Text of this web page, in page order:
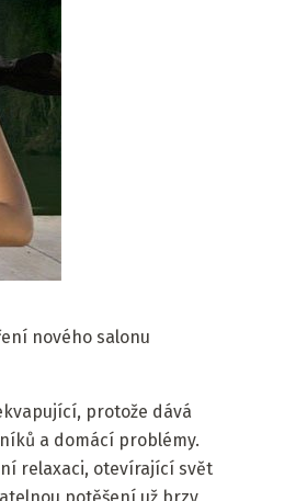
nového salonu
protože dává
a domácí problémy.
relaxaci, otevírající svět